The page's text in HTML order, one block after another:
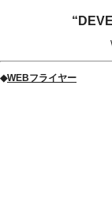
◆WEBフライヤー